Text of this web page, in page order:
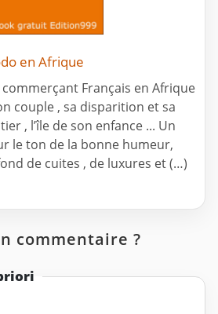
en Afrique
commerçant Français en Afrique
couple , sa disparition et sa
, l’île de son enfance ... Un
le ton de la bonne humeur,
de cuites , de luxures et (…)
commentaire ?